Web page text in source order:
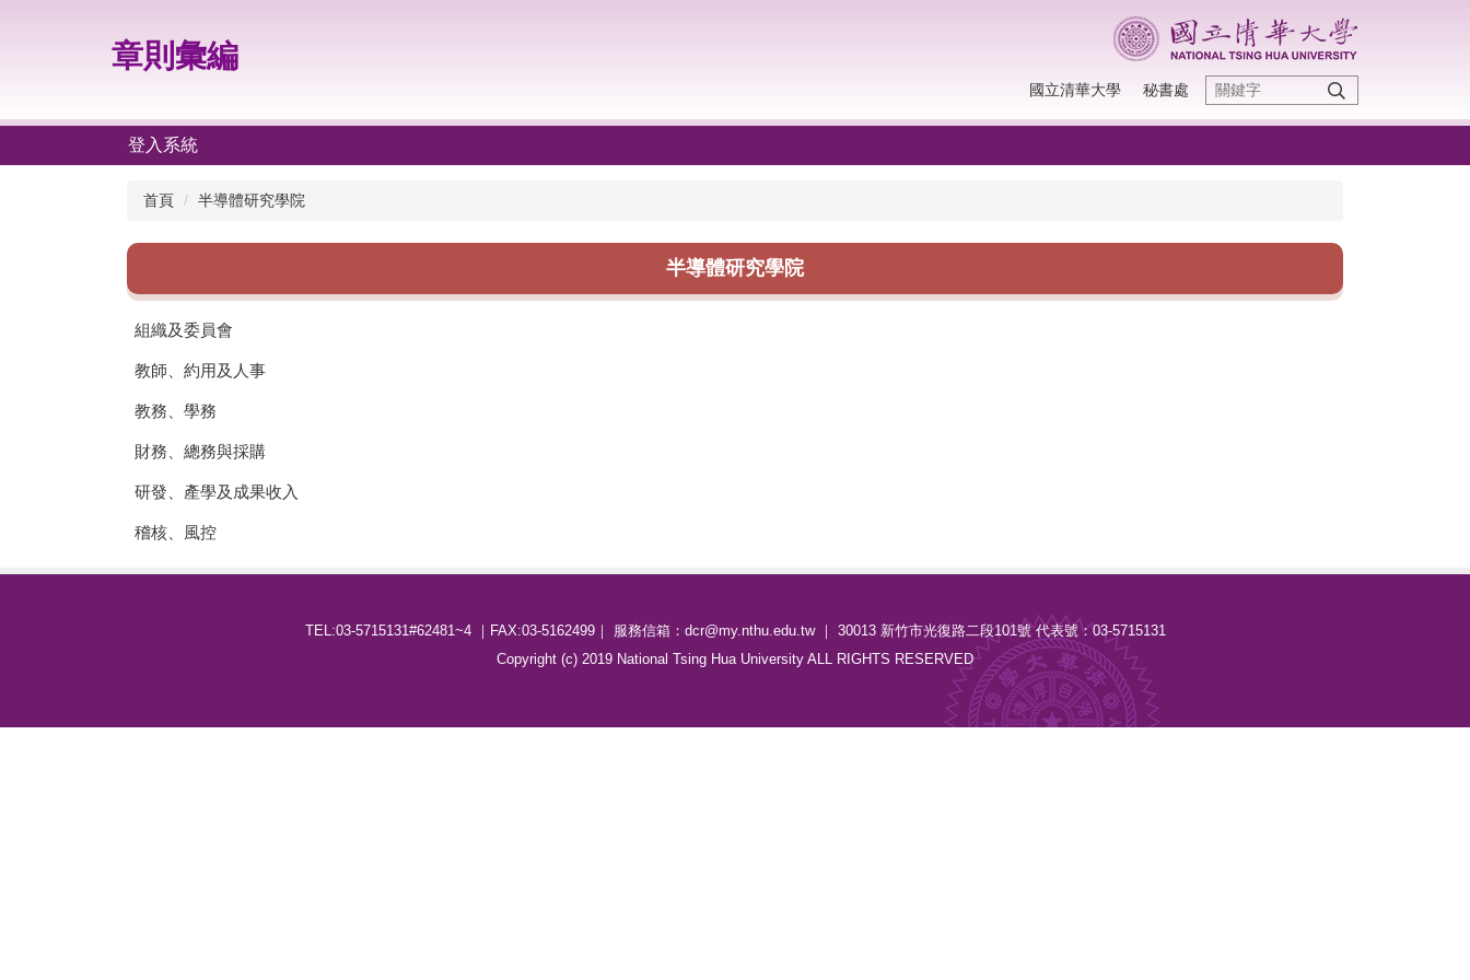
容
章則彙編
國立清華大學 秘書處
登入系統
首頁 半導體研究學院
半導體研究學院
組織及委員會
教師、約用及人事
教務、學務
財務、總務與採購
研發、產學及成果收入
稽核、風控
TEL:03-5715131#62481~4 ｜FAX:03-5162499｜ 服務信箱：dcr@my.nthu.edu.tw ｜ 30013 新竹市光復路二段101號 代表號：03-5715131
Copyright (c) 2019 National Tsing Hua University ALL RIGHTS RESERVED